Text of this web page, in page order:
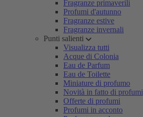
Fragranze primaverili
Profumi d'autunno
Fragranze estive
Fragranze invernali
Punti salienti
Visualizza tutti
Acque di Colonia
Eau de Parfum
Eau de Toilette
Miniature di profumo
Novità in fatto di profumi
Offerte di profumi
Profumi in acconto